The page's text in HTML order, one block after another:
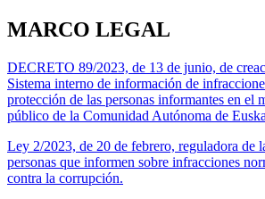
MARCO LEGAL
DECRETO 89/2023, de 13 de junio, de
Sistema interno de información de
protección de las personas informantes en el
público de la Comunidad Autónoma de
Ley 2/2023, de 20 de febrero, reguladora de
personas que informen sobre infracciones
contra la corrupción.